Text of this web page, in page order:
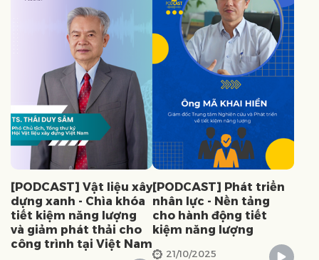
[PODCAST] Vật liệu xây
dựng xanh - Chìa khóa
tiết kiệm năng lượng
và giảm phát thải cho
công trình tại Việt Nam
[PODCAST] Phát triển
nhân lực - Nền tảng
cho hành động tiết
kiệm năng lượng
21/10/2025